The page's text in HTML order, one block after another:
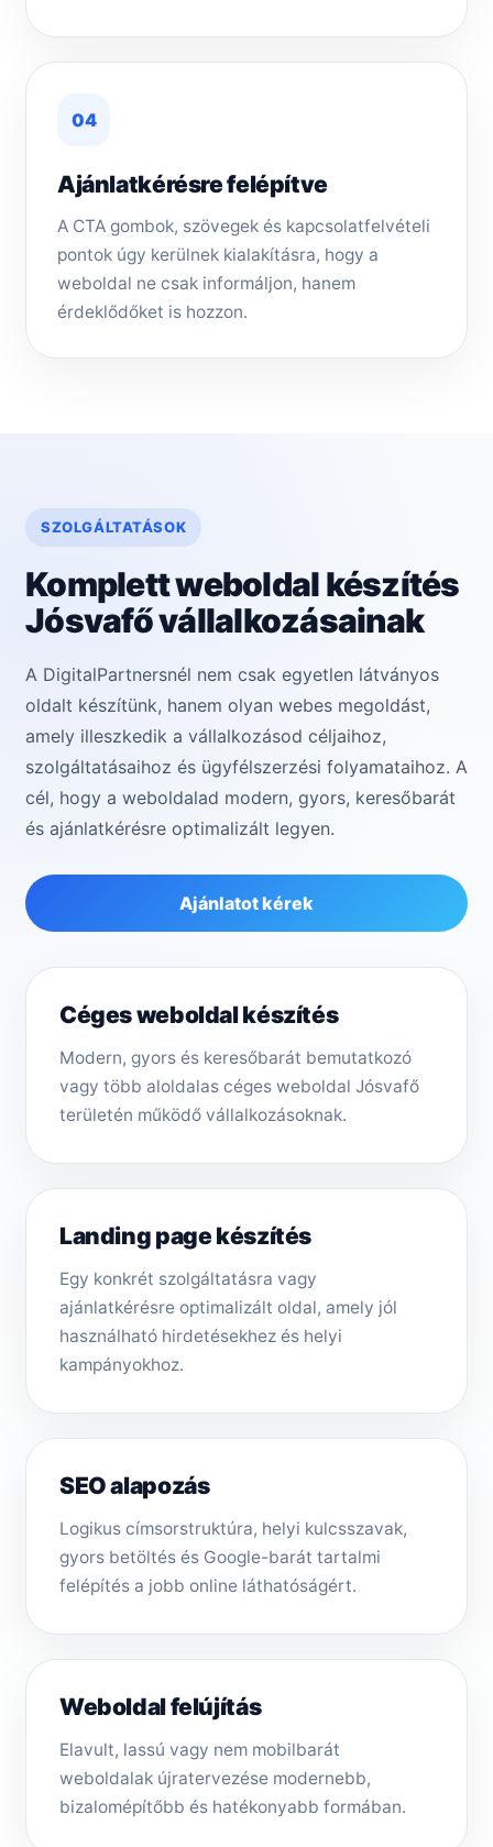
04
Ajánlatkérésre felépítve
A CTA gombok, szövegek és kapcsolatfelvételi
pontok úgy kerülnek kialakításra, hogy a
weboldal ne csak informáljon, hanem
érdeklődőket is hozzon.
SZOLGÁLTATÁSOK
Komplett weboldal készítés
Jósvafő vállalkozásainak
A DigitalPartnersnél nem csak egyetlen látványos
oldalt készítünk, hanem olyan webes megoldást,
amely illeszkedik a vállalkozásod céljaihoz,
szolgáltatásaihoz és ügyfélszerzési folyamataihoz. A
cél, hogy a weboldalad modern, gyors, keresőbarát
és ajánlatkérésre optimalizált legyen.
Ajánlatot kérek
Céges weboldal készítés
Modern, gyors és keresőbarát bemutatkozó
vagy több aloldalas céges weboldal Jósvafő
területén működő vállalkozásoknak.
Landing page készítés
Egy konkrét szolgáltatásra vagy
ajánlatkérésre optimalizált oldal, amely jól
használható hirdetésekhez és helyi
kampányokhoz.
SEO alapozás
Logikus címsorstruktúra, helyi kulcsszavak,
gyors betöltés és Google-barát tartalmi
felépítés a jobb online láthatóságért.
Weboldal felújítás
Elavult, lassú vagy nem mobilbarát
weboldalak újratervezése modernebb,
bizalomépítőbb és hatékonyabb formában.